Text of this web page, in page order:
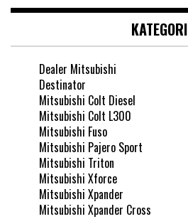
KATEGORI
Dealer Mitsubishi
Destinator
Mitsubishi Colt Diesel
Mitsubishi Colt L300
Mitsubishi Fuso
Mitsubishi Pajero Sport
Mitsubishi Triton
Mitsubishi Xforce
Mitsubishi Xpander
Mitsubishi Xpander Cross